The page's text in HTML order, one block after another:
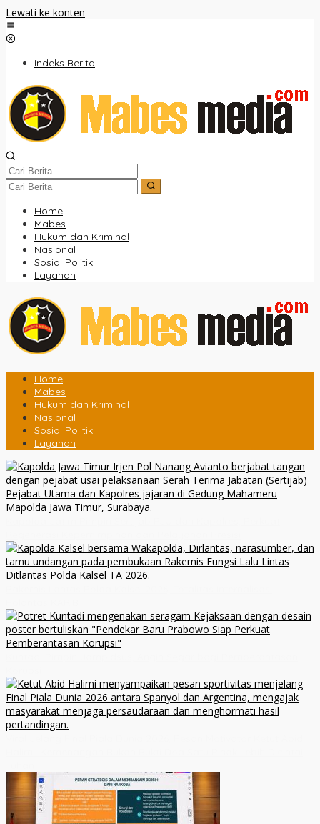
Lewati ke konten
Indeks Berita
Home
Mabes
Hukum dan Kriminal
Nasional
Sosial Politik
Layanan
Home
Mabes
Hukum dan Kriminal
Nasional
Sosial Politik
Layanan